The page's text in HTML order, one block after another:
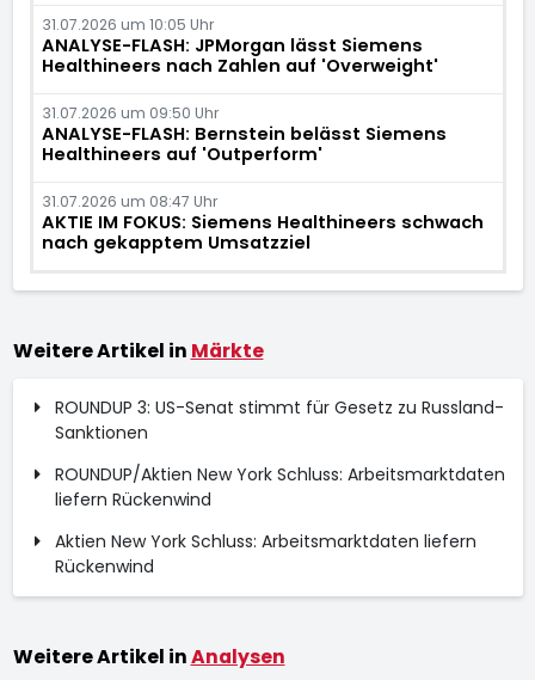
31.07.2026 um 10:05 Uhr
ANALYSE-FLASH: JPMorgan lässt Siemens
Healthineers nach Zahlen auf 'Overweight'
31.07.2026 um 09:50 Uhr
ANALYSE-FLASH: Bernstein belässt Siemens
Healthineers auf 'Outperform'
31.07.2026 um 08:47 Uhr
AKTIE IM FOKUS: Siemens Healthineers schwach
nach gekapptem Umsatzziel
Weitere Artikel in Märkte
ROUNDUP 3: US-Senat stimmt für Gesetz zu Russland-
Sanktionen
ROUNDUP/Aktien New York Schluss: Arbeitsmarktdaten
liefern Rückenwind
Aktien New York Schluss: Arbeitsmarktdaten liefern
Rückenwind
Weitere Artikel inAnalysen